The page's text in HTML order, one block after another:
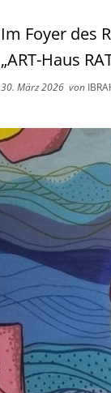
Im Foyer des
„ART-Haus
30. März 2026 von